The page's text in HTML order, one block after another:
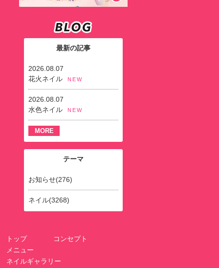
最新の記事
2026.08.07
花火ネイル
NEW
2026.08.07
水色ネイル
NEW
MORE
テーマ
お知らせ(276)
ネイル(3268)
トップ
コンセプト
メニュー
ネイルギャラリー